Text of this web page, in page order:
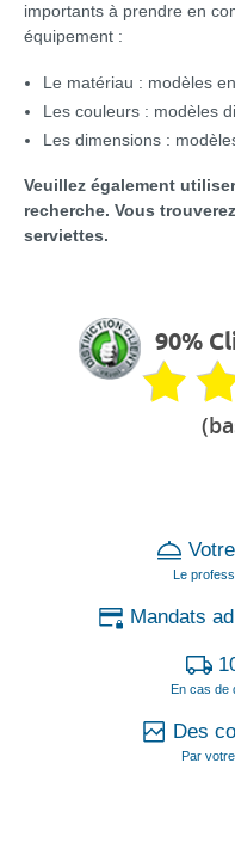
importants à prendre en
équipement :
Le matériau : modèles en
Les couleurs : modèles
Les dimensions :
Veuillez également
recherche. Vous
serviettes.
90%
Le
Mandats
En cas de
Des
Par